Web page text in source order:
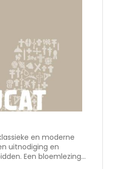
de Witte, Gerben
Beek, Zr. Marie-
Theo Salemink.
en moderne
uitnodiging en
Een bloemlezing